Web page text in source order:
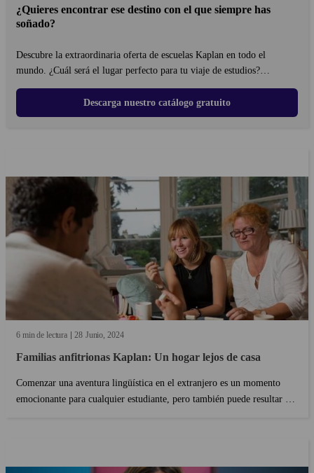
¿Quieres encontrar ese destino con el que siempre has
soñado?
Descubre la extraordinaria oferta de escuelas Kaplan en todo el
mundo. ¿Cuál será el lugar perfecto para tu viaje de estudios?
¡Descúbrelo hoy mismo!
Descarga nuestro catálogo gratuito
6 min de lectura 28 Junio 2024
Familias anfitrionas Kaplan: Un hogar lejos de casa
Comenzar una aventura lingüística en el extranjero es un momento
emocionante para cualquier estudiante, pero también puede resultar un